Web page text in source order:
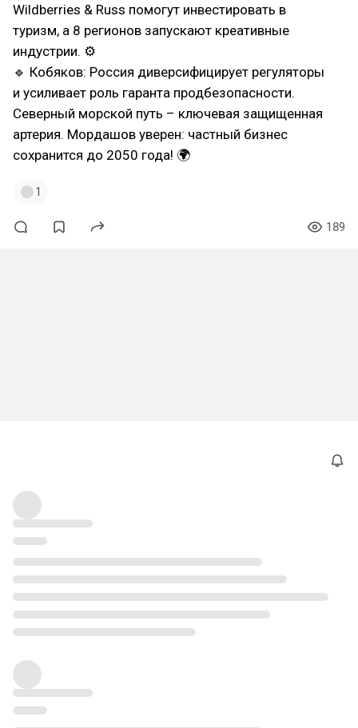
Wildberries & Russ помогут инвестировать в
туризм, а 8 регионов запускают креативные
индустрии. ⚙
🔹 Кобяков: Россия диверсифицирует регуляторы
и усиливает роль гаранта продбезопасности.
Северный морской путь – ключевая защищенная
артерия. Мордашов уверен: частный бизнес
сохранится до 2050 года! 🌍
1
189